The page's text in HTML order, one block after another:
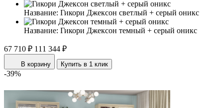
Название: Гикори Джексон светлый + серый оникс
Название: Гикори Джексон темный + серый оникс
67 710 ₽ 111 344 ₽
В корзину Купить в 1 клик
-39%